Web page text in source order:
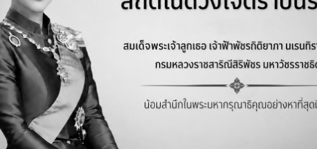
มูลค่ารวม
เครื่องจักรกลการเกษตร (Farm
Machinery)
มูลค่าส่งออก มิ.ย. 2568 - มิ.ย. 2569